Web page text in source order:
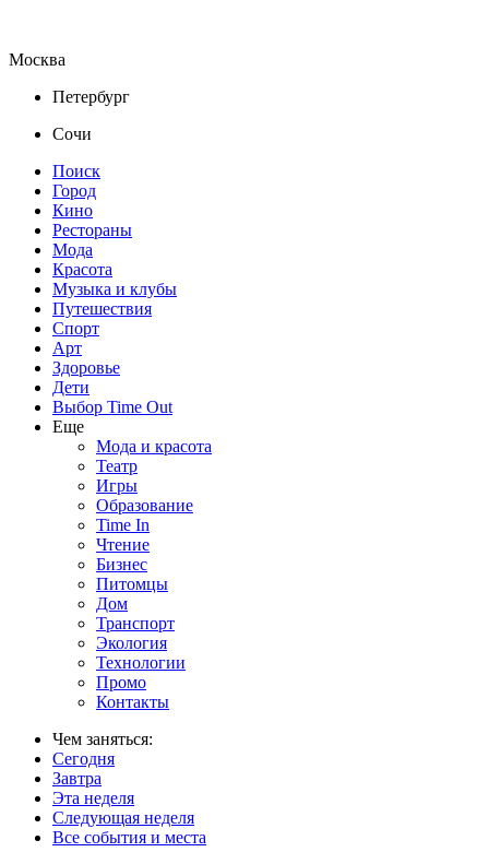
Москва
Петербург
Сочи
Поиск
Город
Кино
Рестораны
Мода
Красота
Музыка и клубы
Путешествия
Спорт
Арт
Здоровье
Дети
Выбор Time Out
Еще
Мода и красота
Театр
Игры
Образование
Time In
Чтение
Бизнес
Питомцы
Дом
Транспорт
Экология
Технологии
Промо
Контакты
Чем заняться:
Сегодня
Завтра
Эта неделя
Следующая неделя
Все события и места